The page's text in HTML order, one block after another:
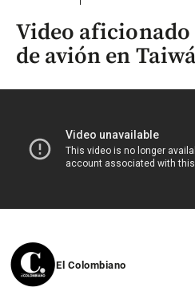
Video
de avión en
El Colombiano